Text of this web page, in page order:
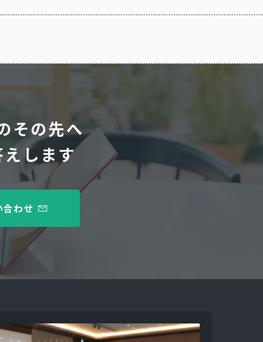
その先へ
します
合わせ